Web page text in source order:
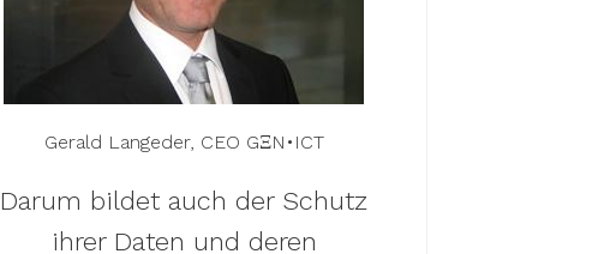
Gerald Langeder, CEO GΞN•ICT
Darum bildet auch der Schutz
ihrer Daten und deren